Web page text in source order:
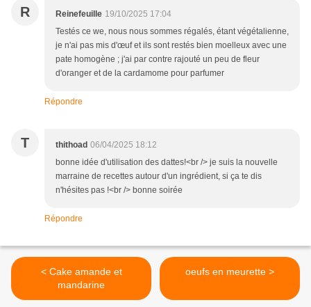
R Reinefeuille 19/10/2025 17:04
Testés ce we, nous nous sommes régalés, étant végétalienne,
je n'ai pas mis d'œuf et ils sont restés bien moelleux avec une
pate homogène ; j'ai par contre rajouté un peu de fleur
d'oranger et de la cardamome pour parfumer
Répondre
T thithoad 06/04/2025 18:12
bonne idée d'utilisation des dattes!<br /> je suis la nouvelle
marraine de recettes autour d'un ingrédient, si ça te dis
n'hésites pas !<br /> bonne soirée
Répondre
< Cake amande et
mandarine
oeufs en meurette >